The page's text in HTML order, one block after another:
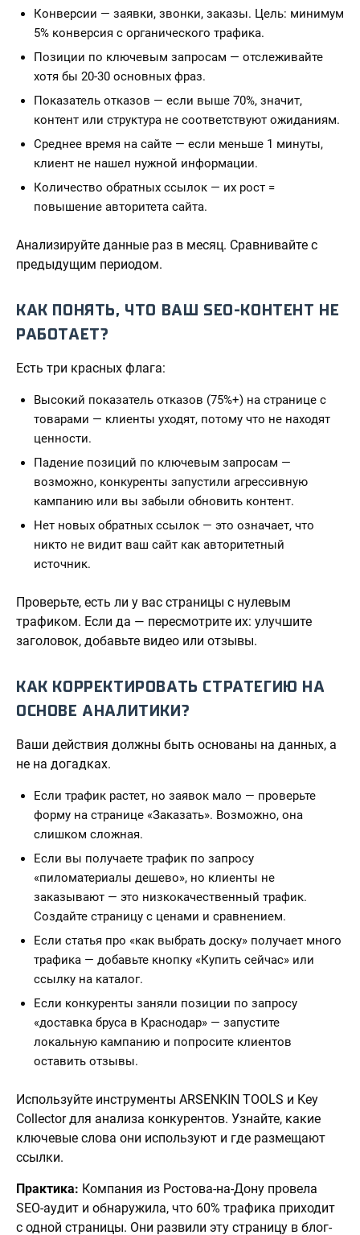
Конверсии — заявки, звонки, заказы. Цель: минимум
5% конверсия с органического трафика.
Позиции по ключевым запросам — отслеживайте
хотя бы 20-30 основных фраз.
Показатель отказов — если выше 70%, значит,
контент или структура не соответствуют ожиданиям.
Среднее время на сайте — если меньше 1 минуты,
клиент не нашел нужной информации.
Количество обратных ссылок — их рост =
повышение авторитета сайта.
Анализируйте данные раз в месяц. Сравнивайте с
предыдущим периодом.
КАК ПОНЯТЬ, ЧТО ВАШ SEO-КОНТЕНТ НЕ
РАБОТАЕТ?
Есть три красных флага:
Высокий показатель отказов (75%+) на странице с
товарами — клиенты уходят, потому что не находят
ценности.
Падение позиций по ключевым запросам —
возможно, конкуренты запустили агрессивную
кампанию или вы забыли обновить контент.
Нет новых обратных ссылок — это означает, что
никто не видит ваш сайт как авторитетный
источник.
Проверьте, есть ли у вас страницы с нулевым
трафиком. Если да — пересмотрите их: улучшите
заголовок, добавьте видео или отзывы.
КАК КОРРЕКТИРОВАТЬ СТРАТЕГИЮ НА
ОСНОВЕ АНАЛИТИКИ?
Ваши действия должны быть основаны на данных, а
не на догадках.
Если трафик растет, но заявок мало — проверьте
форму на странице «Заказать». Возможно, она
слишком сложная.
Если вы получаете трафик по запросу
«пиломатериалы дешево», но клиенты не
заказывают — это низкокачественный трафик.
Создайте страницу с ценами и сравнением.
Если статья про «как выбрать доску» получает много
трафика — добавьте кнопку «Купить сейчас» или
ссылку на каталог.
Если конкуренты заняли позиции по запросу
«доставка бруса в Краснодар» — запустите
локальную кампанию и попросите клиентов
оставить отзывы.
Используйте инструменты ARSENKIN TOOLS и Key
Collector для анализа конкурентов. Узнайте, какие
ключевые слова они используют и где размещают
ссылки.
Практика: Компания из Ростова-на-Дону провела
SEO-аудит и обнаружила, что 60% трафика приходит
с одной страницы. Они развили эту страницу в блог-